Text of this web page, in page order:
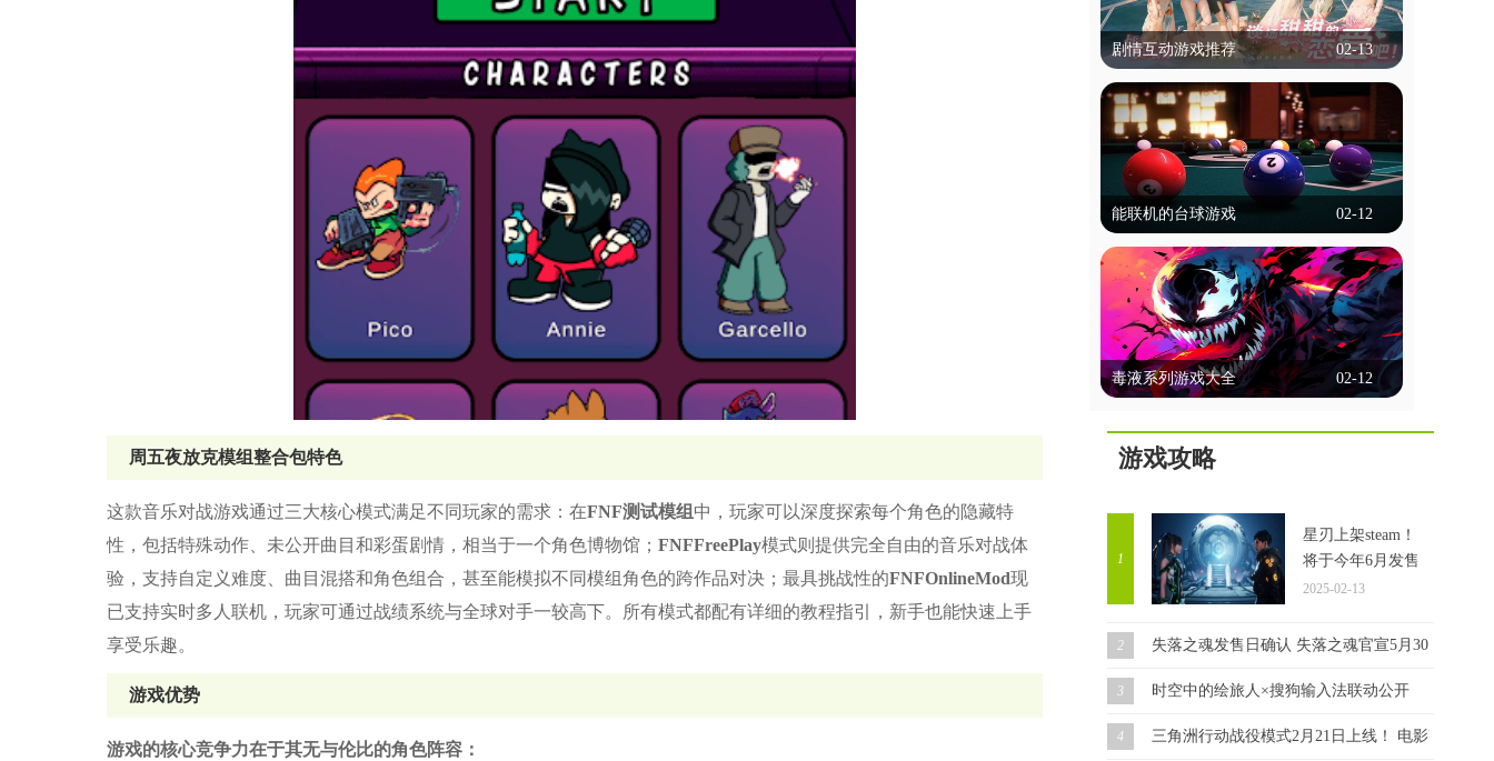
周五夜放克模组整合包特色
这款音乐对战游戏通过三大核心模式满足不同玩家的需求：在FNF测试模组中，玩家可以深度探索每个角色的隐藏特
性，包括特殊动作、未公开曲目和彩蛋剧情，相当于一个角色博物馆； FNFFreePlay模式则提供完全自由的音乐对战体
验，支持自定义难度、曲目混搭和角色组合，甚至能模拟不同模组角色的跨作品对决；最具挑战性的FNFOnlineMod现
已支持实时多人联机，玩家可通过战绩系统与全球对手一较高下。所有模式都配有详细的教程指引，新手也能快速上手
享受乐趣。
游戏优势
游戏的核心竞争力在于其无与伦比的角色阵容：
冒险类，动作类等等，都是不需要实名认
证就能玩的，为学生用户带来了便捷！
立即查看
剧情互动游戏推荐
02-13
剧情互动游戏推荐
剧情互动游戏是一种以叙事为核心的游戏
类型，玩家通过选择影响故事走向和结
局。这类游戏通常以丰富的剧情和角色发
展为特色，玩家的每个决定都可能改变情
节发展，带来不同的结局。游戏通过对话
体验多样的故事线和情感冲突。画面精
美，配音出色，强调沉浸感。玩家不仅能
享受互动乐趣，还能通过不同选择探索多
种可能性，体验复杂的人性和道德困境。
这里锚点网小编为各位带来几款好玩的剧
情互动类游戏，一起来看看吧！
立即查看
能联机的台球游戏
02-12
能联机的台球游戏
能联机的台球游戏允许玩家通过网络与朋
友或全球玩家实时对战，这些游戏通常提
供单人模式、多人模式和在线比赛，玩家
可以通过匹配系统或邀请好友进行对战。
它们以逼真的物理效果和多种游戏模式著
戏通常具备聊天功能，方便玩家交流，部
分还提供排行榜和成就系统，增加竞技性
和趣味性。这里锚点网小编为大家带来多
看看吧！
立即查看
毒液系列游戏大全
02-12
毒液游戏集锦，汇聚了众多热门精彩的毒
可以根据自己的喜好选择不同的技能，一
路闯关斩将，完成每个任务都将让你获得
成长。同时，你还要与邪恶力量进行对
抗，确保自己能够顺利存活，迎接接下来
立即查看
游戏攻略
1
星刃上架steam！
将于今年6月发售
2025-02-13
2 失落之魂发售日确认 失落之魂官宣5月30日发售！
3 时空中的绘旅人×搜狗输入法联动公开
4 三角洲行动战役模式2月21日上线！ 电影改编 虚